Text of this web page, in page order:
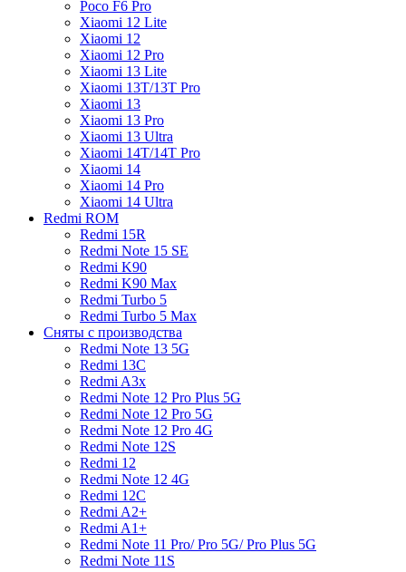
Poco F6 Pro
Xiaomi 12 Lite
Xiaomi 12
Xiaomi 12 Pro
Xiaomi 13 Lite
Xiaomi 13T/13T Pro
Xiaomi 13
Xiaomi 13 Pro
Xiaomi 13 Ultra
Xiaomi 14T/14T Pro
Xiaomi 14
Xiaomi 14 Pro
Xiaomi 14 Ultra
Redmi ROM
Redmi 15R
Redmi Note 15 SE
Redmi K90
Redmi K90 Max
Redmi Turbo 5
Redmi Turbo 5 Max
Сняты с производства
Redmi Note 13 5G
Redmi 13C
Redmi A3x
Redmi Note 12 Pro Plus 5G
Redmi Note 12 Pro 5G
Redmi Note 12 Pro 4G
Redmi Note 12S
Redmi 12
Redmi Note 12 4G
Redmi 12C
Redmi A2+
Redmi A1+
Redmi Note 11 Pro/ Pro 5G/ Pro Plus 5G
Redmi Note 11S